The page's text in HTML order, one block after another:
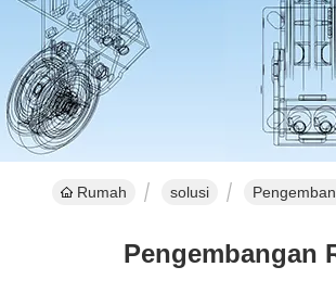
Rumah solusi
Pengembangan